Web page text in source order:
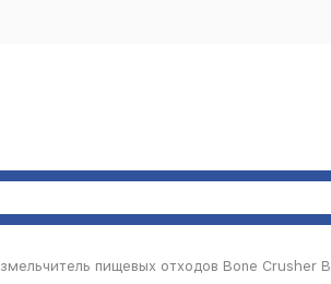
пищевых отходов Bone Crusher